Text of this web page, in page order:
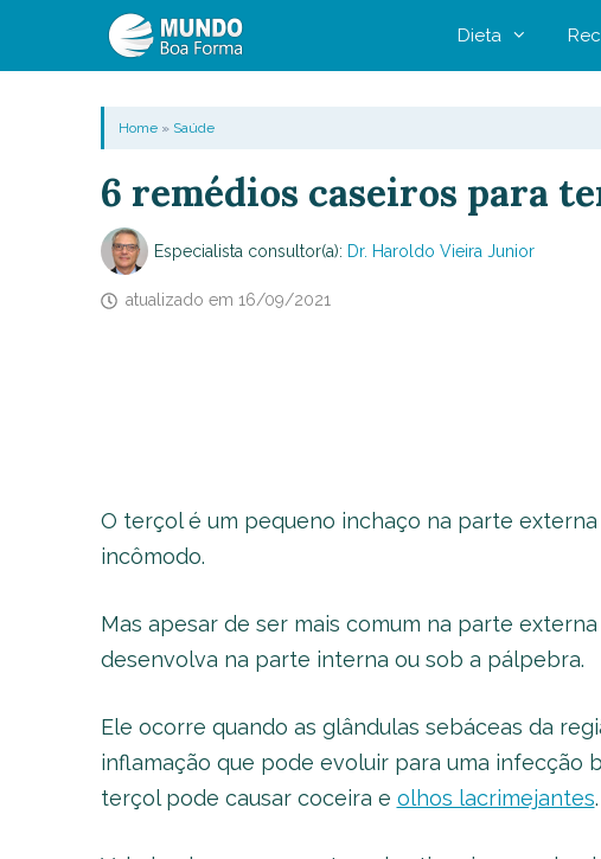
Dieta
Home» Saúde
6 remédios caseiros para
Especialista consultor(a): Dr. Haroldo Vieira Junior
atualizado em 16/09/2021
O terçol é um pequeno inchaço na parte
incômodo.
Mas apesar de ser mais comum na parte
desenvolva na parte interna ou sob a pálpebra.
Ele ocorre quando as glândulas sebáceas da
inflamação que pode evoluir para uma infecção
terçol pode causar coceira e olhos lacrimejantes.